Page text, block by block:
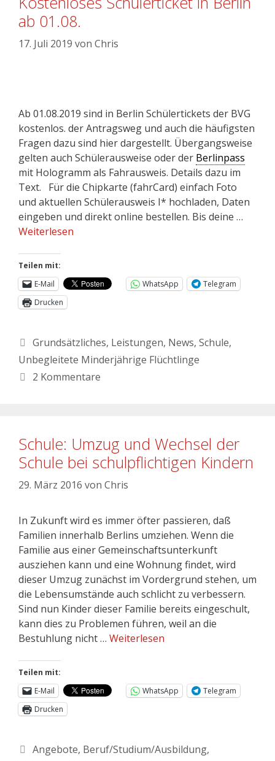
ab 01.08.
17. Juli 2019 von Chris
Ab 01.08.2019 sind in Berlin Schülertickets der BVG
kostenlos. der Antragsweg und auch die häufigsten
Fragen dazu sind hier dargestellt. Übergangsweise
gelten auch Schülerausweise oder der Berlinpass
mit Hologramm als Fahrausweis. Details dazu im
Text. Für die Chipkarte (fahrCard) einfach Foto
und aktuellen Schülerausweis I* hochladen, Daten
eingeben und direkt online bestellen. Bis deine …
Weiterlesen
Teilen mit:
E-Mail
WhatsApp
Telegram
Drucken
Grundsätzliches, Leistungen, News, Schule,
Unbegleitete Minderjährige Flüchtlinge
2 Kommentare
Schule: Umzug und Wechsel der
Schule bei schulpflichtigen Kindern
29. März 2016 von Chris
In Zukunft wird es immer öfter passieren, daß
Familien innerhalb Berlins umziehen. Wenn die
Familie aus einer Gemeinschaftsunterkunft
ausziehen kann und eine Wohnung findet, wird
dieser Umzug zunächst im Vordergrund stehen, um
die Lebensumstände auch schlicht zu verbessern.
Sind nun Kinder dieser Familie bereits eingeschult,
kann dies zu Problemen führen, weil an die
Bestuhlung nicht … Weiterlesen
Teilen mit:
E-Mail
WhatsApp
Telegram
Drucken
Angebote, Beruf/Studium/Ausbildung,